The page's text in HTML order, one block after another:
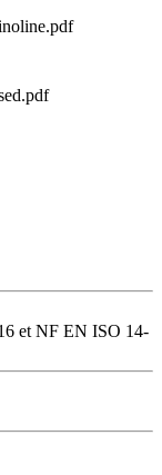
et NF EN ISO 14-